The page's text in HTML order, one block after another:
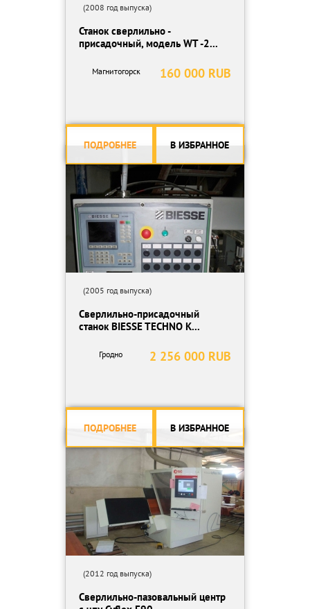
- 19 шпинделей со сменными правками.
(2008 год выпуска)
Станок сверлильно -
присадочный, модель WT -2...
160 000 RUB
Магнитогорск
ПОДРОБНЕЕ В ИЗБРАННОЕ
(2005 год выпуска)
Сверлильно-присадочный
станок BIESSE TECHNO K...
2 256 000 RUB
Гродно
ПОДРОБНЕЕ В ИЗБРАННОЕ
(2012 год выпуска)
Сверлильно-пазовальный центр